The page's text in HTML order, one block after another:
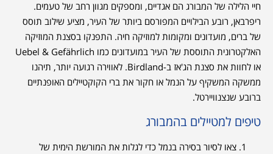
חיי הלילה של המבורג הם אגדיים, ומספקים מגוון רחב של טעמים.
ריפרבאן, רובע הבילויים המפורסם ביותר של העיר, מציע שילוב תוסס
של ברים, מועדונים ומקומות למוזיקה חיה. התפנקו בסצנת המוזיקה
האלקטרונית התוססת של העיר במועדונים כמו Uebel & Gefährlich
או לחוות את סצנת הג'אז ב-Birdland. לאווירה רגועה יותר, תיהנו
ממשקה המשקיף על הנמל או חקור את ברי הקוקטיילים האופנתיים
ברובע שנצנוויירטל.
טיפים למטיילים בהמבורג
צאו לסיור בסירה בנמל כדי לגלות את המורשת הימית של